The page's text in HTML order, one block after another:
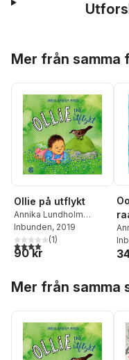
Mer från
Ollie på utflykt
Annika Lundholm
Moberg
Inbunden, 2019
4,0utav 5 stjärnor. Totalt
(1)
90 kr
Mer från samma